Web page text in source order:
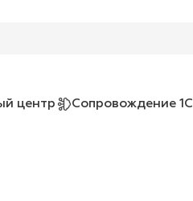
центр Сопровождение 1С